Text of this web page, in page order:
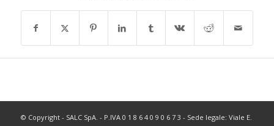
© Copyright - SALC SpA. - P.IVA 0 1 8 6 4 0 9 0 6 7 3 - Sede legale: Viale E.